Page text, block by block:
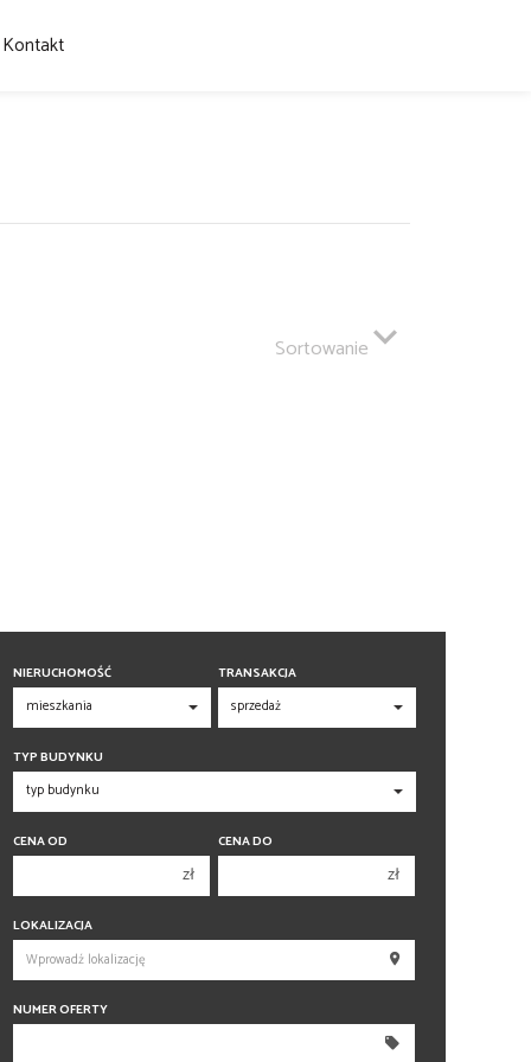
Kontakt
Sortowanie
NIERUCHOMOŚĆ TRANSAKCJA
TYP BUDYNKU
CENA OD
zł
250 000 zł
300 000 zł
CENA DO
zł
250 000 zł
300 000 zł
LOKALIZACJA
NUMER OFERTY